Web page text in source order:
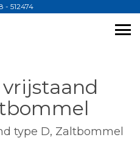
- 512474
type D, Zaltbommel